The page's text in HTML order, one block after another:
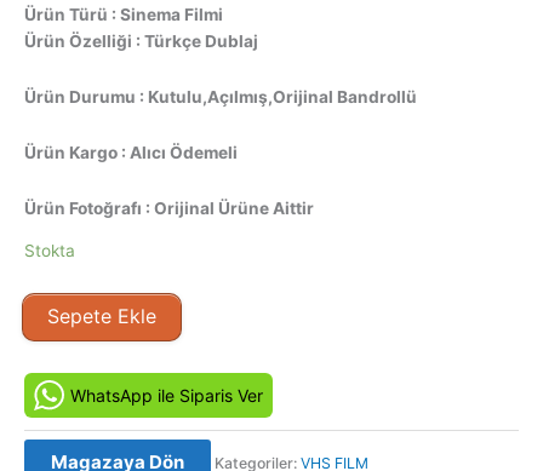
Ürün Türü : Sinema Filmi
Ürün Özelliği : Türkçe Dublaj
Ürün Durumu : Kutulu,Açılmış,Orijinal Bandrollü
Ürün Kargo : Alıcı Ödemeli
Ürün Fotoğrafı : Orijinal Ürüne Aittir
Stokta
Kamasutra
2
Chinese
Kamasutra
(1993)
Orjinal
Sepete Ekle
WhatsApp ile Siparis Ver
Magazaya Dön Kategoriler: VHS FILM